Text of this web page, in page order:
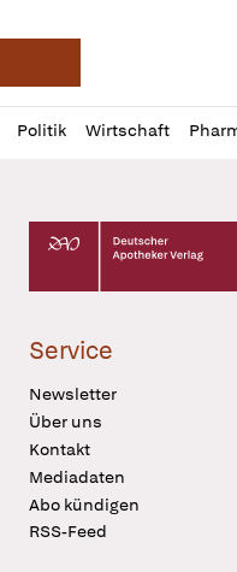
Deutsche
Politik Wirtschaft
Profil
öffnen
Daz
Pur
Deutscher Apotheker
Service
Newsletter
Über uns
Kontakt
Mediadaten
Abo kündigen
RSS-Feed